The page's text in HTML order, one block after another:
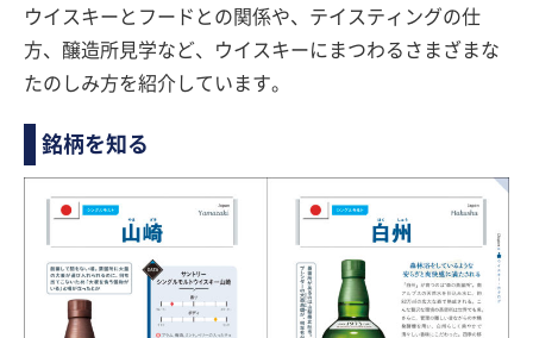
ウイスキーとフードとの関係や、テイスティングの仕
方、醸造所見学など、ウイスキーにまつわるさまざまな
たのしみ方を紹介しています。
銘柄を知る